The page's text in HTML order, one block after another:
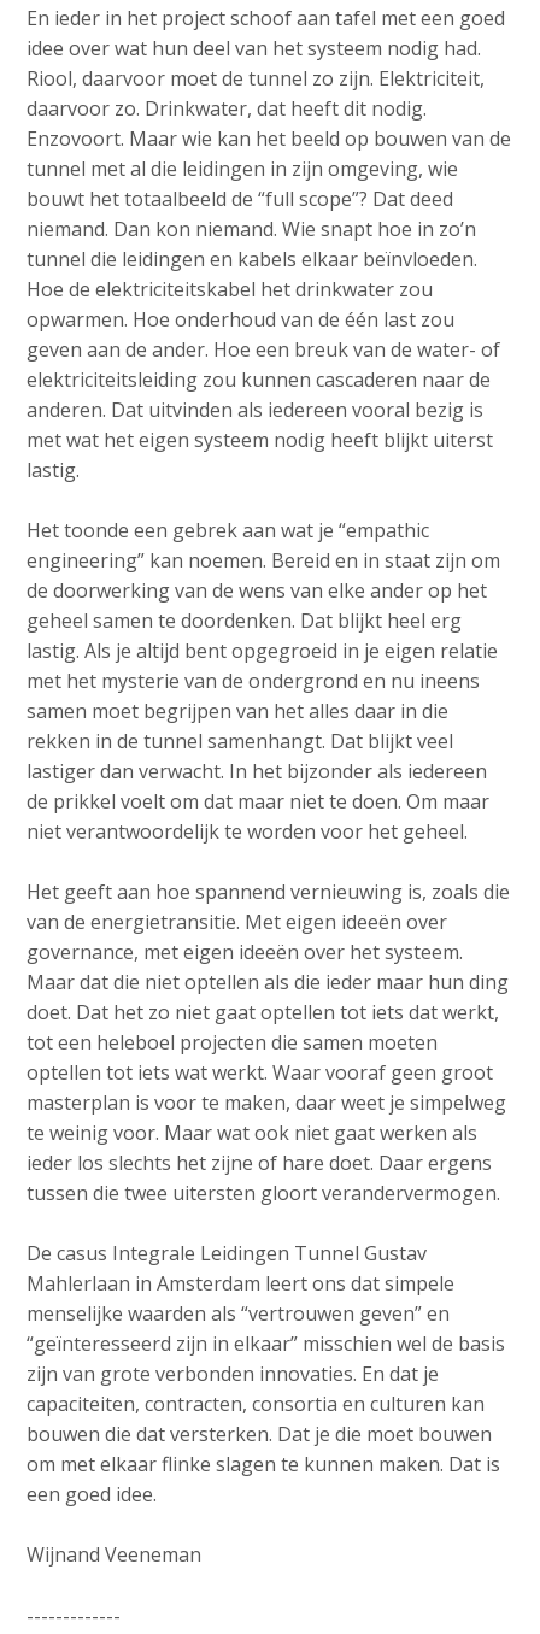
En ieder in het project schoof aan tafel met een goed
idee over wat hun deel van het systeem nodig had.
Riool, daarvoor moet de tunnel zo zijn. Elektriciteit,
daarvoor zo. Drinkwater, dat heeft dit nodig.
Enzovoort. Maar wie kan het beeld op bouwen van de
tunnel met al die leidingen in zijn omgeving, wie
bouwt het totaalbeeld de “full scope”? Dat deed
niemand. Dan kon niemand. Wie snapt hoe in zo’n
tunnel die leidingen en kabels elkaar beïnvloeden.
Hoe de elektriciteitskabel het drinkwater zou
opwarmen. Hoe onderhoud van de één last zou
geven aan de ander. Hoe een breuk van de water- of
elektriciteitsleiding zou kunnen cascaderen naar de
anderen. Dat uitvinden als iedereen vooral bezig is
met wat het eigen systeem nodig heeft blijkt uiterst
lastig.
Het toonde een gebrek aan wat je “empathic
engineering” kan noemen. Bereid en in staat zijn om
de doorwerking van de wens van elke ander op het
geheel samen te doordenken. Dat blijkt heel erg
lastig. Als je altijd bent opgegroeid in je eigen relatie
met het mysterie van de ondergrond en nu ineens
samen moet begrijpen van het alles daar in die
rekken in de tunnel samenhangt. Dat blijkt veel
lastiger dan verwacht. In het bijzonder als iedereen
de prikkel voelt om dat maar niet te doen. Om maar
niet verantwoordelijk te worden voor het geheel.
Het geeft aan hoe spannend vernieuwing is, zoals die
van de energietransitie. Met eigen ideeën over
governance, met eigen ideeën over het systeem.
Maar dat die niet optellen als die ieder maar hun ding
doet. Dat het zo niet gaat optellen tot iets dat werkt,
tot een heleboel projecten die samen moeten
optellen tot iets wat werkt. Waar vooraf geen groot
masterplan is voor te maken, daar weet je simpelweg
te weinig voor. Maar wat ook niet gaat werken als
ieder los slechts het zijne of hare doet. Daar ergens
tussen die twee uitersten gloort verandervermogen.
De casus Integrale Leidingen Tunnel Gustav
Mahlerlaan in Amsterdam leert ons dat simpele
menselijke waarden als “vertrouwen geven” en
“geïnteresseerd zijn in elkaar” misschien wel de basis
zijn van grote verbonden innovaties. En dat je
capaciteiten, contracten, consortia en culturen kan
bouwen die dat versterken. Dat je die moet bouwen
om met elkaar flinke slagen te kunnen maken. Dat is
een goed idee.
Wijnand Veeneman
-------------